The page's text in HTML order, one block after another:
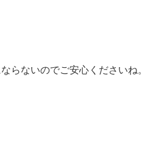
らないのでご安心くださいね。